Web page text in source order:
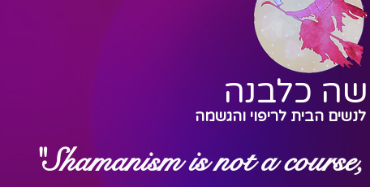
הבית לריפוי והגשמה
כלבנה
"Shamanism is not a